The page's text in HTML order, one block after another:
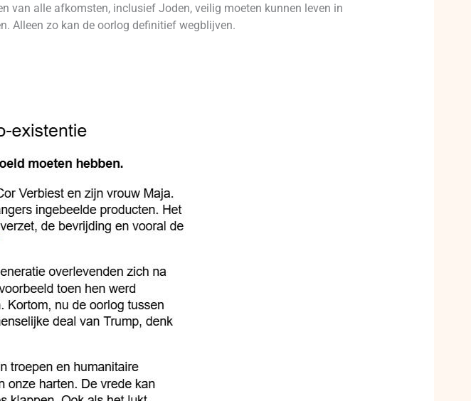
van alle afkomsten, inclusief Joden, veilig moeten kunnen leven in
Alleen zo kan de oorlog definitief wegblijven.